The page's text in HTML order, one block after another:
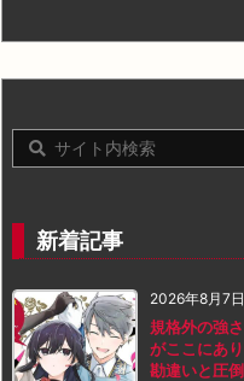
新着記事
2026年8月7日
規格外の強
がここにあ
勘違いと圧